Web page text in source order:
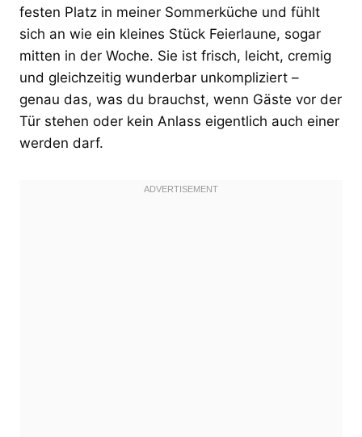
festen Platz in meiner Sommerküche und fühlt
sich an wie ein kleines Stück Feierlaune, sogar
mitten in der Woche. Sie ist frisch, leicht, cremig
und gleichzeitig wunderbar unkompliziert –
genau das, was du brauchst, wenn Gäste vor der
Tür stehen oder kein Anlass eigentlich auch einer
werden darf.